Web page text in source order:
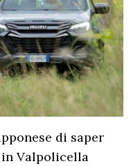
di saper
Valpolicella